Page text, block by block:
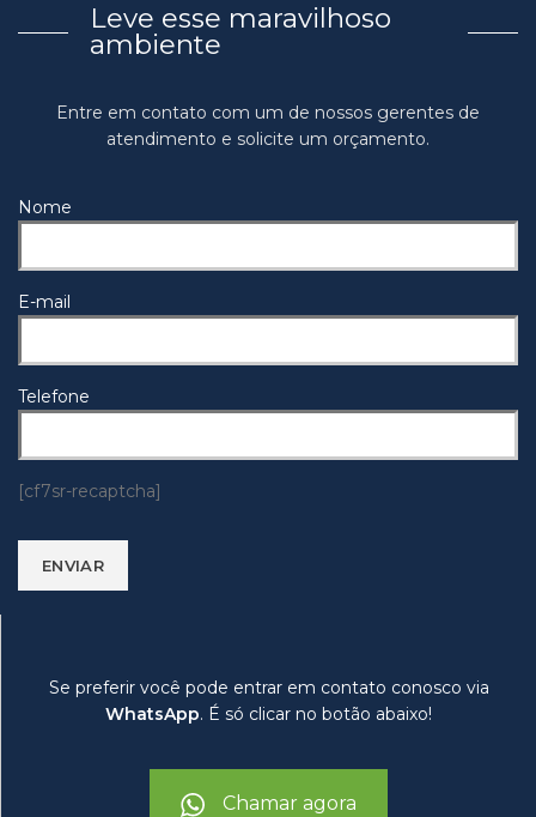
Leve esse maravilhoso
ambiente
Entre em contato com um de nossos gerentes de
atendimento e solicite um orçamento.
Nome
E-mail
Telefone
[cf7sr-recaptcha]
Se preferir você pode entrar em contato conosco via
WhatsApp. É só clicar no botão abaixo!
Chamar agora